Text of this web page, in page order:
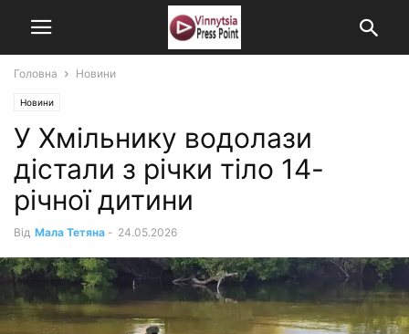
Головна Новини
Новини
У Хмільнику водолази
дістали з річки тіло 14-
річної дитини
Від Мала Тетяна - 24.05.2026